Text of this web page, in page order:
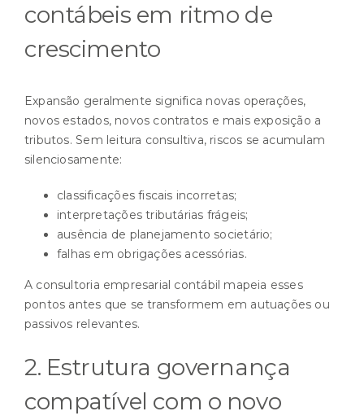
contábeis em ritmo de
crescimento
Expansão geralmente significa novas operações,
novos estados, novos contratos e mais exposição a
tributos. Sem leitura consultiva, riscos se acumulam
silenciosamente:
classificações fiscais incorretas;
interpretações tributárias frágeis;
ausência de planejamento societário;
falhas em obrigações acessórias.
A consultoria empresarial contábil mapeia esses
pontos antes que se transformem em autuações ou
passivos relevantes.
2. Estrutura governança
compatível com o novo